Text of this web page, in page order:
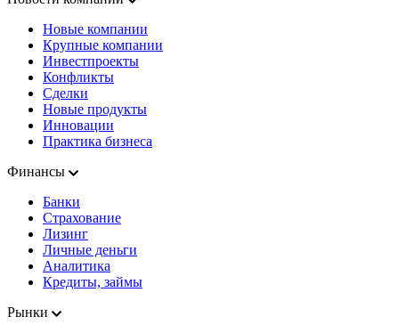
Новые компании
Крупные компании
Инвестпроекты
Конфликты
Сделки
Новые продукты
Инновации
Практика бизнеса
Финансы
Банки
Страхование
Лизинг
Личные деньги
Аналитика
Кредиты, займы
Рынки